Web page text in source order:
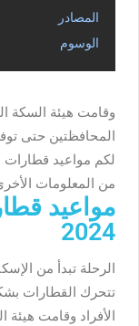
المصادر
الوسوم
وقامت هيئة السكة
المحافظتين حتى
لكم مواعيد قطارات
من المعلومات
مواعيد
2024
الرحلة تبدأ من
تتحرك القطارات